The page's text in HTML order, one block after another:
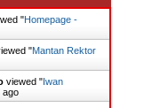
"Homepage -
"Mantan Rektor
viewed "Iwan
ago